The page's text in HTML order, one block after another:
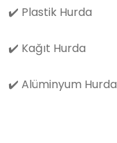
✔️ Plastik Hurda
✔️ Kağıt Hurda
✔️ Alüminyum Hurda